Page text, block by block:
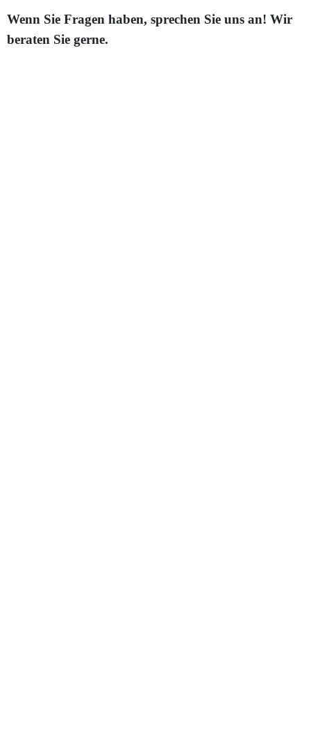
Wenn Sie Fragen haben, sprechen Sie uns an! Wir
beraten Sie gerne.